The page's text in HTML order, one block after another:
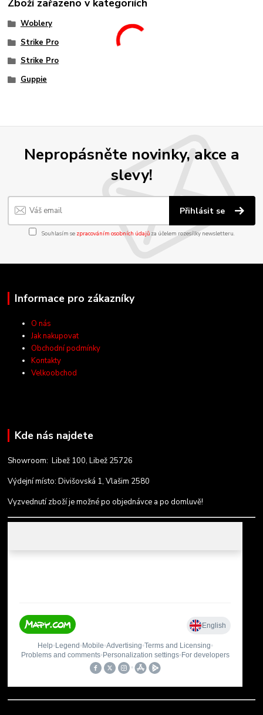
Zboží zařazeno v kategoriích
Woblery
Strike Pro
Strike Pro
Guppie
Nepropásněte novinky, akce a
slevy!
Přihlásit se
Souhlasím se zpracováním osobních údajůza účelem rozesílky newsletteru.
Informace pro zákazníky
O nás
Jak nakupovat
Obchodní podmínky
Kontakty
Velkoobchod
Kde nás najdete
Showroom: Libež 100, Libež 25726
Výdejní místo: Divišovská 1, Vlašim 2580
Vyzvednutí zboží je možné po objednávce a po domluvě!